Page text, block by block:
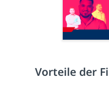
Vorteile der